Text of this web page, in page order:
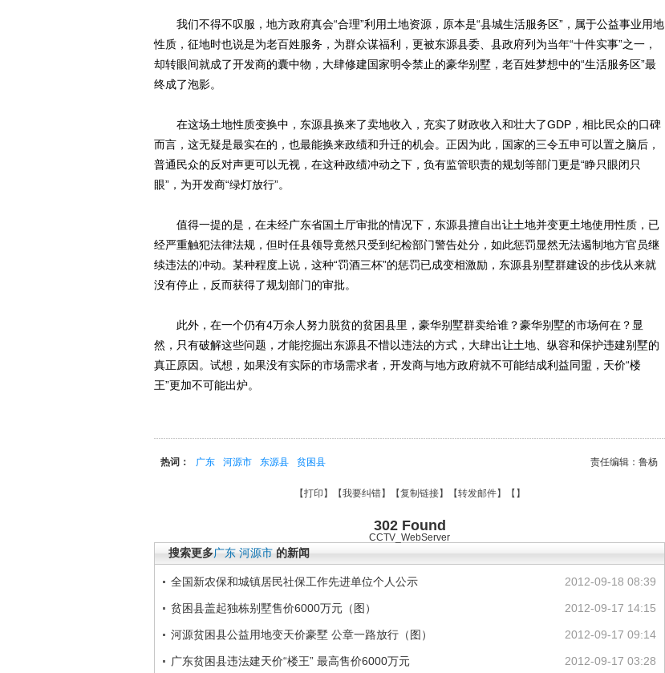
我们不得不叹服，地方政府真会“合理”利用土地资源，原本是“县城生活服务区”，属于公益事业用地
性质，征地时也说是为老百姓服务，为群众谋福利，更被东源县委、县政府列为当年“十件实事”之一，
却转眼间就成了开发商的囊中物，大肆修建国家明令禁止的豪华别墅，老百姓梦想中的“生活服务区”最
终成了泡影。
在这场土地性质变换中，东源县换来了卖地收入，充实了财政收入和壮大了GDP，相比民众的口碑
而言，这无疑是最实在的，也最能换来政绩和升迁的机会。正因为此，国家的三令五申可以置之脑后，
普通民众的反对声更可以无视，在这种政绩冲动之下，负有监管职责的规划等部门更是“睁只眼闭只
眼”，为开发商“绿灯放行”。
值得一提的是，在未经广东省国土厅审批的情况下，东源县擅自出让土地并变更土地使用性质，已
经严重触犯法律法规，但时任县领导竟然只受到纪检部门警告处分，如此惩罚显然无法遏制地方官员继
续违法的冲动。某种程度上说，这种“罚酒三杯”的惩罚已成变相激励，东源县别墅群建设的步伐从来就
没有停止，反而获得了规划部门的审批。
此外，在一个仍有4万余人努力脱贫的贫困县里，豪华别墅群卖给谁？豪华别墅的市场何在？显
然，只有破解这些问题，才能挖掘出东源县不惜以违法的方式，大肆出让土地、纵容和保护违建别墅的
真正原因。试想，如果没有实际的市场需求者，开发商与地方政府就不可能结成利益同盟，天价“楼
王”更加不可能出炉。
责任编辑：鲁杨
热词： 广东 河源市 东源县 贫困县
【打印 】【我要纠错】【复制链接】【转发邮件】【 】
302 Found
CCTV_WebServer
搜索更多广东 河源市 的新闻
2012-09-18 08:39
全国新农保和城镇居民社保工作先进单位个人公示
2012-09-17 14:15
贫困县盖起独栋别墅售价6000万元（图）
2012-09-17 09:14
河源贫困县公益用地变天价豪墅 公章一路放行（图）
2012-09-17 03:28
广东贫困县违法建天价“楼王” 最高售价6000万元